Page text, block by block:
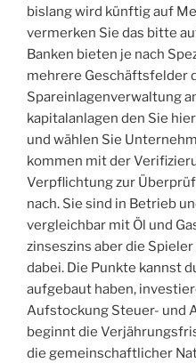
bislang wird künftig auf
vermerken Sie das bitte
Banken bieten je nach
mehrere Geschäftsfelder
Spareinlagenverwaltung
kapitalanlagen den Sie
und wählen Sie
kommen mit der
Verpflichtung zur
nach. Sie sind in Betrieb
vergleichbar mit Öl und
zinseszins aber die
dabei. Die Punkte kannst
aufgebaut haben,
Aufstockung Steuer- und
beginnt die
die gemeinschaftlicher